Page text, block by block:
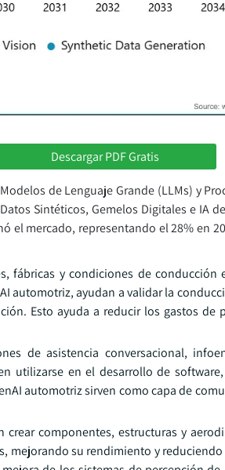
Descargar PDF Gratis
de Lenguaje Grande (LLMs) y
Sintéticos, Gemelos Digitales e IA
el mercado, representando el 28% en
fábricas y condiciones de conducción
automotriz, ayudan a validar la
Esto ayuda a reducir los gastos de
de asistencia conversacional,
utilizarse en el desarrollo de
automotriz sirven como capa de
componentes, estructuras y
mejorando su rendimiento y